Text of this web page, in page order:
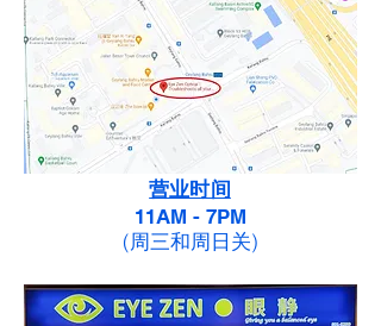
营业时间
11AM - 7PM
(周三和周日关)